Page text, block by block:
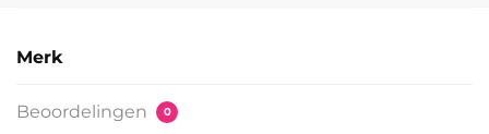
Merk
Beoordelingen 0